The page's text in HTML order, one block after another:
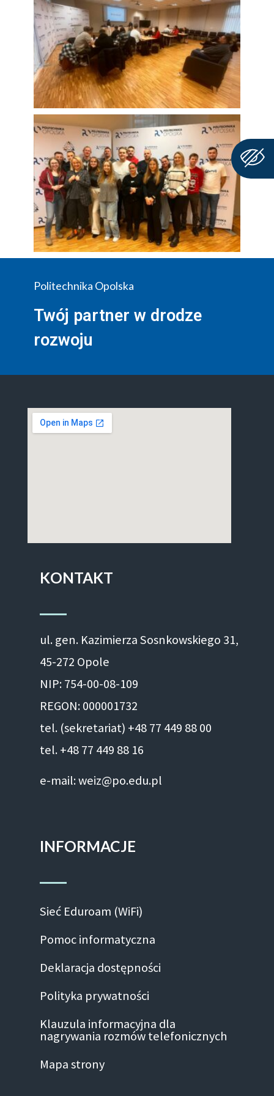
Politechnika Opolska
Twój partner w drodze
rozwoju
KONTAKT
ul. gen. Kazimierza Sosnkowskiego 31,
45-272 Opole
NIP: 754-00-08-109
REGON: 000001732
tel. (sekretariat) +48 77 449 88 00
tel. +48 77 449 88 16
e-mail: weiz@po.edu.pl
INFORMACJE
Sieć Eduroam (WiFi)
Pomoc informatyczna
Deklaracja dostępności
Polityka prywatności
Klauzula informacyjna dla
nagrywania rozmów telefonicznych
Mapa strony